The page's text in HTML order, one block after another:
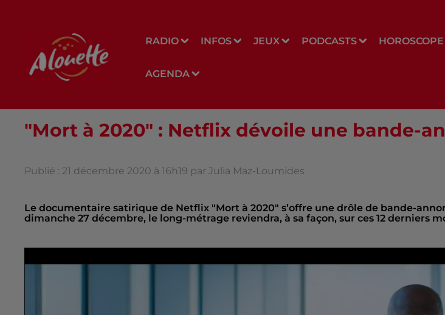
RADIO INFOS JEUX PODCASTS HOROSCOPE
AGENDA
"Mort à 2020" : Netflix dévoile une bande-
Publié : 21 décembre 2020 à 16h19 par Julia Maz-Loumides
Le documentaire satirique de Netflix "Mort à 2020" s’offre une drôle de bande-
dimanche 27 décembre, le long-métrage reviendra, à sa façon, sur ces 12 derniers